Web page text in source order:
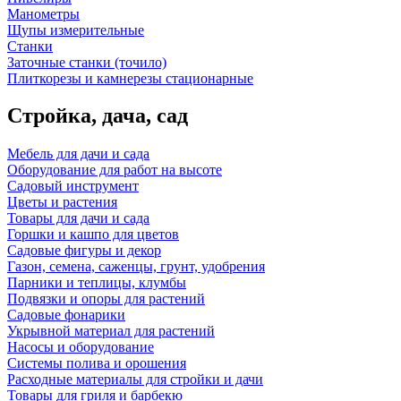
Манометры
Щупы измерительные
Станки
Заточные станки (точило)
Плиткорезы и камнерезы стационарные
Стройка, дача, сад
Мебель для дачи и сада
Оборудование для работ на высоте
Садовый инструмент
Цветы и растения
Товары для дачи и сада
Горшки и кашпо для цветов
Садовые фигуры и декор
Газон, семена, саженцы, грунт, удобрения
Парники и теплицы, клумбы
Подвязки и опоры для растений
Садовые фонарики
Укрывной материал для растений
Насосы и оборудование
Системы полива и орошения
Расходные материалы для стройки и дачи
Товары для гриля и барбекю